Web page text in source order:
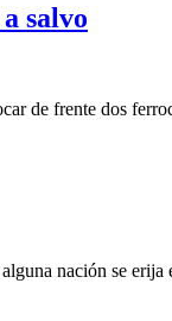
salvo
frente dos
nación se erija